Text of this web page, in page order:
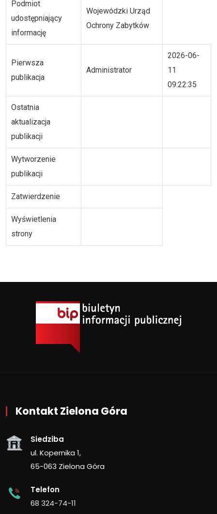
Podmiot
udostępniający
informację
Wojewódzki Urząd
Ochrony Zabytków
Pierwsza
publikacja
Administrator
2026-06-
11
09:22:35
Ostatnia
aktualizacja
publikacji
Wytworzenie
publikacji
Zatwierdzenie
Wyświetlenia
strony
Kontakt Zielona Góra
Siedziba
ul. Kopernika 1,
65-063 Zielona Góra
Telefon
68 324-74-11